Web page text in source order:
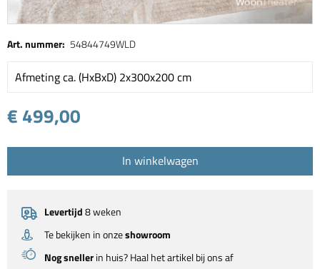
Art. nummer: 54844749WLD
Afmeting ca. (HxBxD) 2x300x200 cm
€ 499,00
In winkelwagen
Levertijd8 weken
Te bekijken in onzeshowroom
Nog snellerin huis? Haal het artikel bij ons af